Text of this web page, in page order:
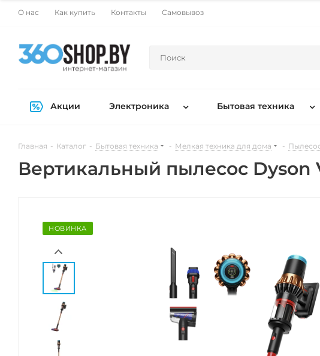
О нас Как купить Контакты Самовывоз
Акции Электроника Бытовая техника
Главная - Каталог - Бытовая техника - Мелкая техника для дома -
Вертикальный пылесос Dyson
НОВИНКА